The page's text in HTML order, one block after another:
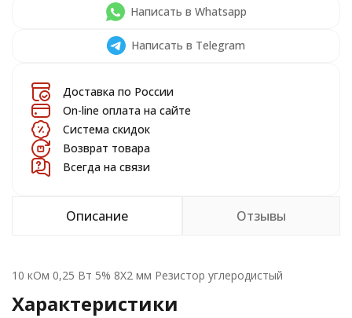
Написать в Whatsapp
Написать в Telegram
Доставка по России
On-line оплата на сайте
Система скидок
Возврат товара
Всегда на связи
Описание Отзывы
10 кОм 0,25 Вт 5% 8X2 мм Резистор углеродистый
Характеристики